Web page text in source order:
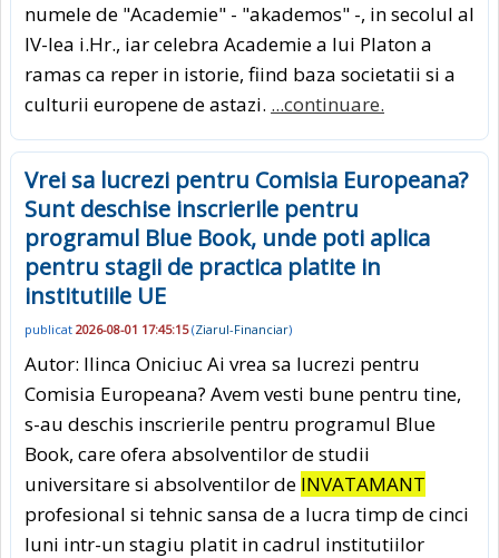
numele de "Academie" - "akademos" -, in secolul al
IV-lea i.Hr., iar celebra Academie a lui Platon a
ramas ca reper in istorie, fiind baza societatii si a
culturii europene de astazi. ...continuare.
Vrei sa lucrezi pentru Comisia Europeana?
Sunt deschise inscrierile pentru
programul Blue Book, unde poti aplica
pentru stagii de practica platite in
institutiile UE
publicat 2026-08-01 17:45:15(Ziarul-Financiar)
Autor: Ilinca Oniciuc Ai vrea sa lucrezi pentru
Comisia Europeana? Avem vesti bune pentru tine,
s-au deschis inscrierile pentru programul Blue
Book, care ofera absolventilor de studii
universitare si absolventilor de INVATAMANT
profesional si tehnic sansa de a lucra timp de cinci
luni intr-un stagiu platit in cadrul institutiilor